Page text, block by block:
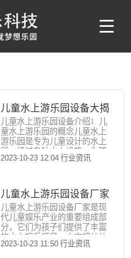
儿童水上游乐园设备大揭
秘
儿童水上游乐园设备介绍1. 儿
童水上游乐园的概念儿童水上
游乐园是专为儿童设计的水上
所，通过各种水上设施，为孩
子们提供安全、有趣的嬉水环
河、波浪池等，让孩子们在炎
炎夏日里尽情享受清凉。2. 儿
童水上游乐园设备分类儿童水
上游乐园设备主要分为以下几
类： 水上滑梯：滑梯是儿童水
上游乐园中非常受欢迎的设
备，有直线滑梯、螺旋滑梯等
2023-10-23 12:04 行业资讯
儿童水上游乐园设备厂家
直销，打造欢乐水上世界
儿童水上游乐园设备厂家是现
代儿童娱乐产业的重要组成部
分，它们为孩子们提供了丰富
的水上娱乐项目。本文将从儿
童水上游乐园设备厂家的概
2023-10-23 11:50 行业资讯